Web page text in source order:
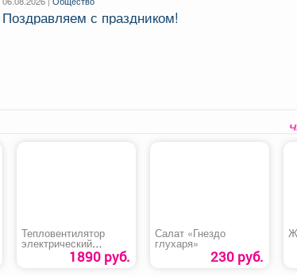
Поздравляем с праздником!
Тепловентилятор
электрический
керамический «FHC-
1890 руб.
Салат «Гнездо
глухаря»
230 руб.